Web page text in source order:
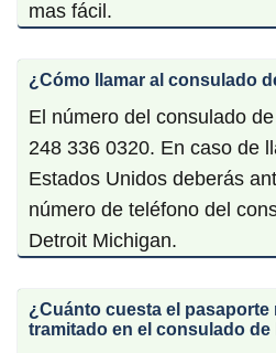
mas fácil.
¿Cómo llamar al consulado
El número del consulado
248 336 0320. En caso de
Estados Unidos deberás
número de teléfono del
Detroit Michigan.
¿Cuánto cuesta el
tramitado en el consulado de